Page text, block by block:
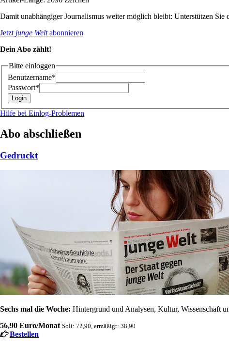
Damit unabhängiger Journalismus weiter möglich bleibt: Unterstützen
Jetzt junge Weltabonnieren
Dein Abo zählt!
Bitte einloggen
Benutzername*
Passwort*
Hilfe bei Einlog-Problemen
Abo abschließen
Gedruckt
Sechs mal die Woche: Hintergrund und Analysen, Kultur, Wissenschaft
56,90 Euro/Monat Soli: 72,90, ermäßigt: 38,90
Bestellen